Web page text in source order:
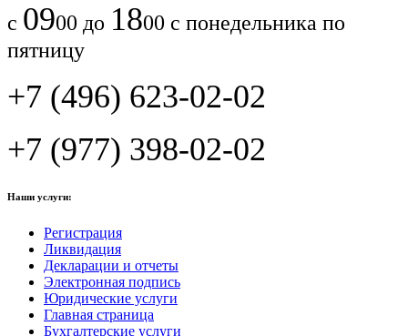
с 0900 до 1800 с понедельника по
пятницу
+7 (496) 623-02-02
+7 (977) 398-02-02
Наши услуги:
Регистрация
Ликвидация
Декларации и отчеты
Электронная подпись
Юридические услуги
Главная страница
Бухгалтерские услуги